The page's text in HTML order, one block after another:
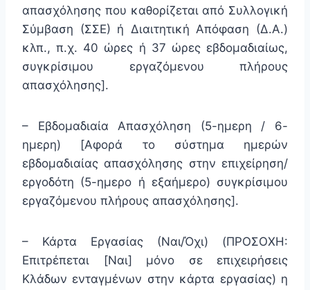
απασχόλησης που καθορίζεται από Συλλογική
Σύμβαση (ΣΣΕ) ή Διαιτητική Απόφαση (Δ.Α.)
κλπ., π.χ. 40 ώρες ή 37 ώρες εβδομαδιαίως,
συγκρίσιμου εργαζόμενου πλήρους
απασχόλησης].
– Εβδομαδιαία Απασχόληση (5-ημερη / 6-
ημερη) [Αφορά το σύστημα ημερών
εβδομαδιαίας απασχόλησης στην επιχείρηση/
εργοδότη (5-ημερο ή εξαήμερο) συγκρίσιμου
εργαζόμενου πλήρους απασχόλησης].
– Κάρτα Εργασίας (Ναι/Όχι) (ΠΡΟΣΟΧΗ:
Επιτρέπεται [Ναι] μόνο σε επιχειρήσεις
Κλάδων ενταγμένων στην κάρτα εργασίας) η